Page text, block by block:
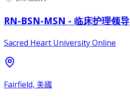
RN-BSN-MSN - 临床护理领导
Sacred Heart University Online
Fairfield, 美國